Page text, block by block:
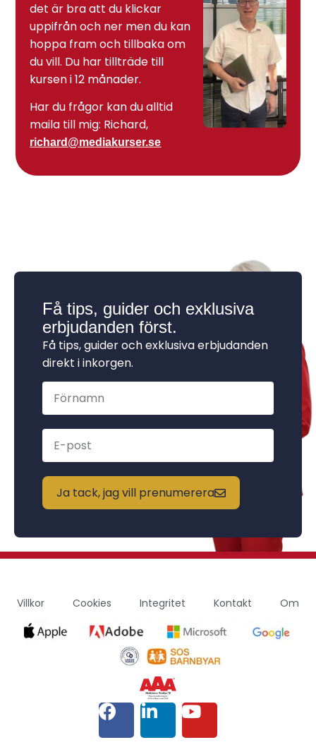
det är bra att du klickar
uppifrån och ner men du kan
hoppa fram och tillbaka om
du vill. Du har tillträde till
kursen i 12 månader.
Har du frågor kan du alltid
maila till mig: Richard,
richard@mediakurser.se
Få tips, guider och exklusiva
erbjudanden först.
Få tips, guider och exklusiva erbjudanden
direkt i inkorgen.
Ja tack, jag vill prenumerera
Villkor Cookies Integritet Kontakt Om